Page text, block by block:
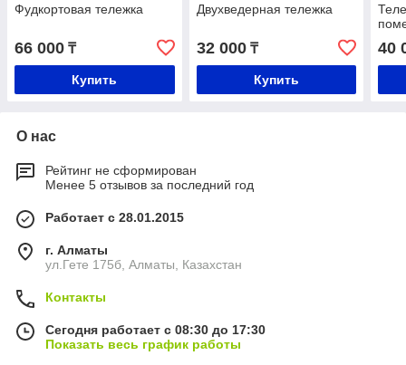
Фудкортовая тележка
66 000 ₸
Купить
Двухведерная тележка
32 000₸
Купить
40
О нас
Рейтинг не сформирован
Менее 5 отзывов за последний год
Работает с 28.01.2015
г. Алматы
ул.Гете 175б, Алматы, Казахстан
Контакты
Сегодня работает с 08:30 до 17:30
Показать весь график работы